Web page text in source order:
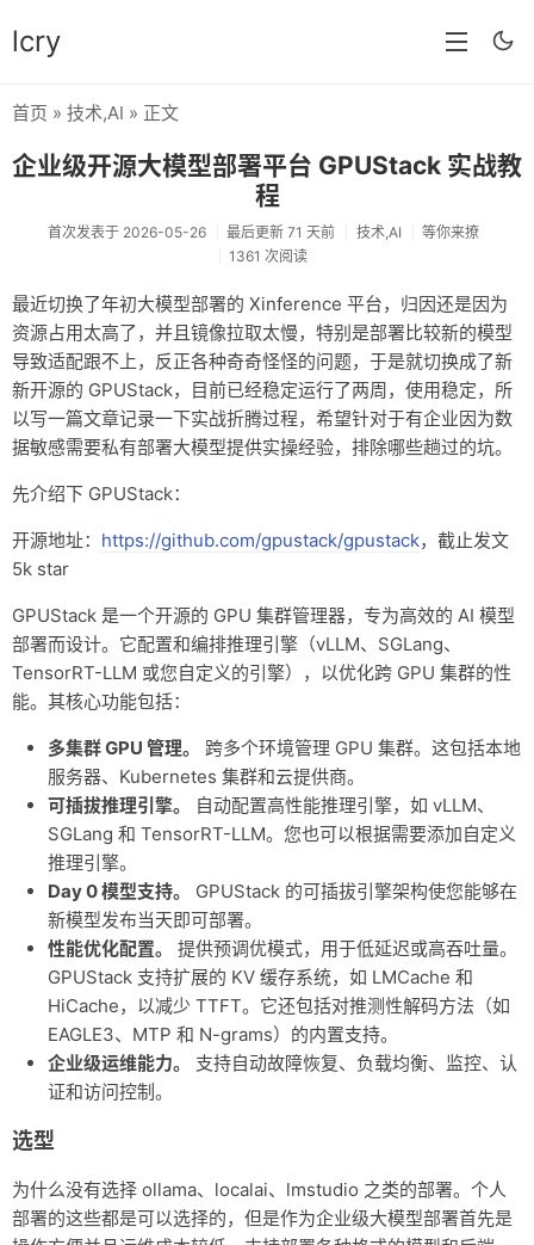
lcry
分类
分享
教程
生活
AI
关于
首页 » 技术,AI » 正文
企业级开源大模型部署平台 GPUStack 实战教
程
首次发表于 2026-05-26 最后更新 71 天前 技术, AI
等你来撩
1361 次阅读
最近切换了年初大模型部署的 Xinference 平台，归因还是因为
资源占用太高了，并且镜像拉取太慢，特别是部署比较新的模型
导致适配跟不上，反正各种奇奇怪怪的问题，于是就切换成了新
新开源的 GPUStack，目前已经稳定运行了两周，使用稳定，所
以写一篇文章记录一下实战折腾过程，希望针对于有企业因为数
据敏感需要私有部署大模型提供实操经验，排除哪些趟过的坑。
先介绍下 GPUStack：
开源地址： https://github.com/gpustack/gpustack，截止发文
5k star
GPUStack 是一个开源的 GPU 集群管理器，专为高效的 AI 模型
部署而设计。它配置和编排推理引擎（vLLM、SGLang、
TensorRT-LLM 或您自定义的引擎），以优化跨 GPU 集群的性
能。其核心功能包括：
多集群 GPU 管理。
跨多个环境管理 GPU 集群。这包括本地
服务器、Kubernetes 集群和云提供商。
可插拔推理引擎。
自动配置高性能推理引擎，如 vLLM、
SGLang 和 TensorRT-LLM。您也可以根据需要添加自定义
推理引擎。
Day 0 模型支持。
GPUStack 的可插拔引擎架构使您能够在
新模型发布当天即可部署。
性能优化配置。
提供预调优模式，用于低延迟或高吞吐量。
GPUStack 支持扩展的 KV 缓存系统，如 LMCache 和
HiCache，以减少 TTFT。它还包括对推测性解码方法（如
EAGLE3、MTP 和 N-grams）的内置支持。
企业级运维能力。
支持自动故障恢复、负载均衡、监控、认
证和访问控制。
选型
为什么没有选择 ollama、localai、lmstudio 之类的部署。个人
部署的这些都是可以选择的，但是作为企业级大模型部署首先是